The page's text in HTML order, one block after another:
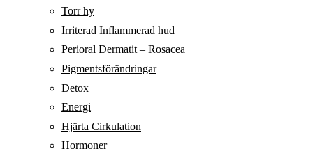
Torr hy
Irriterad Inflammerad hud
Perioral Dermatit – Rosacea
Pigmentsförändringar
Detox
Energi
Hjärta Cirkulation
Hormoner